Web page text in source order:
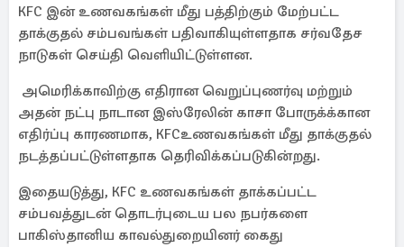
KFC இன் உணவகங்கள் மீது பத்திற்கும் மேற்பட்ட
தாக்குதல் சம்பவங்கள் பதிவாகியுள்ளதாக சர்வதேச
நாடுகள் செய்தி வெளியிட்டுள்ளன.
அமெரிக்காவிற்கு எதிரான வெறுப்புணர்வு மற்றும்
அதன் நட்பு நாடான இஸ்ரேலின் காசா போருக்க்கான
எதிர்ப்பு காரணமாக, KFCஉணவகங்கள் மீது தாக்குதல்
நடத்தப்பட்டுள்ளதாக தெரிவிக்கப்படுகின்றது.
இதையடுத்து, KFC உணவகங்கள் தாக்கப்பட்ட
சம்பவத்துடன் தொடர்புடைய பல நபர்களை
பாகிஸ்தானிய காவல்துறையினர் கைது